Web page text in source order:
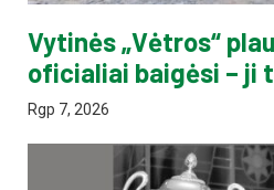
Vytinės „Vėtros“
oficialiai baigėsi – ji
Rgp 7, 2026